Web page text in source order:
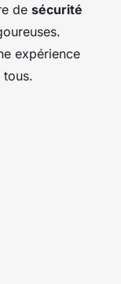
de sécurité
expérience
tous.